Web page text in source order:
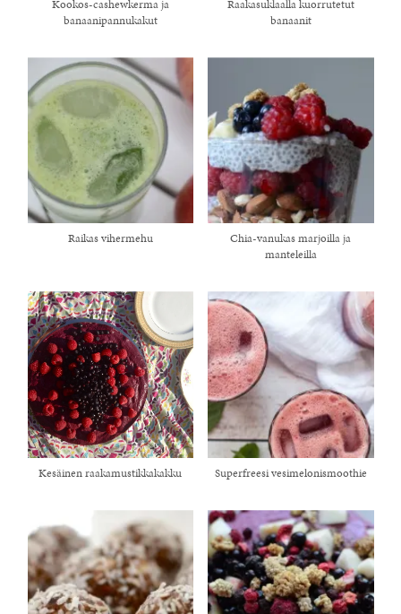
Kookos-cashewkerma ja
banaanipannukakut
Raakasuklaalla kuorrutetut
banaanit
Raikas vihermehu
Chia-vanukas marjoilla ja
manteleilla
Kesäinen raakamustikkakakku Superfreesi vesimelonismoothie